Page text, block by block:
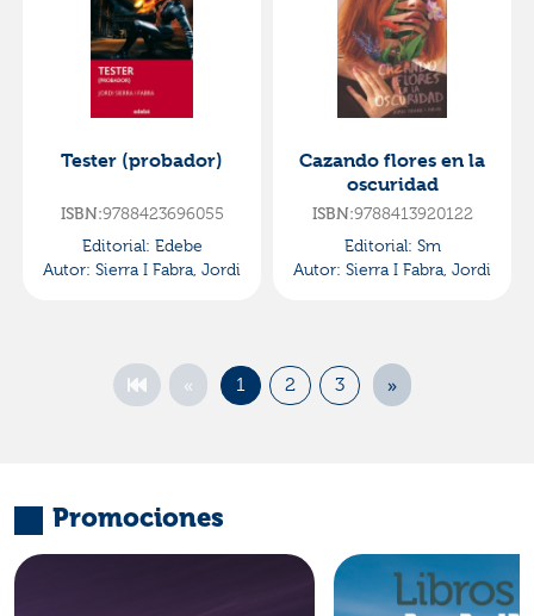
Tester (probador)
ISBN:9788423696055
Editorial: Edebe
Autor: Sierra I Fabra, Jordi
Cazando flores en la
oscuridad
ISBN:9788413920122
Editorial: Sm
Autor: Sierra I Fabra, Jordi
« 1 2 3 »
Promociones